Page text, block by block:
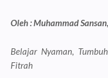
Oleh : Muhammad
Belajar Nyaman,
Fitrah